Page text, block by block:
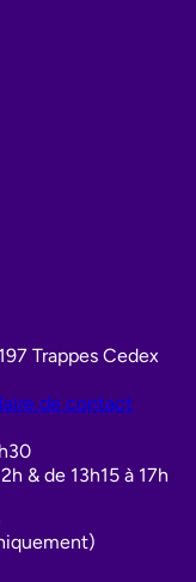
Trappes Cedex
de contact
& de 13h15 à 17h